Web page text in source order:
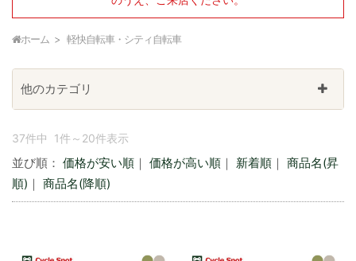
ホーム 軽快自転車・シティ自転車
37件中 1件～20件表示
並び順： 価格が安い順 ｜ 価格が高い順 ｜ 新着順 ｜ 商品名(昇
順) ｜ 商品名(降順)
他のカテゴリ